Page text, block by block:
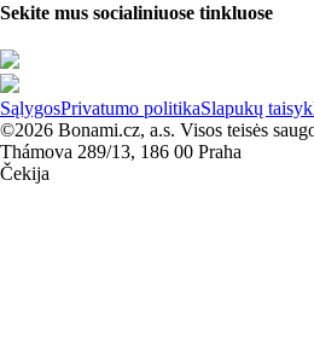
Sekite mus socialiniuose tinkluose
SąlygosPrivatumo politikaSlapukų
©2026 Bonami.cz, a.s. Visos teisės
Thámova 289/13, 186 00 Praha
Čekija